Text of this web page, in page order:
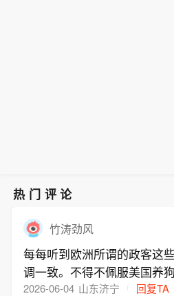
热门评论
竹涛劲风
每每听到欧洲所谓的政客这
调一致。不得不佩服美国养
2026-06-04 山东济宁 回复TA